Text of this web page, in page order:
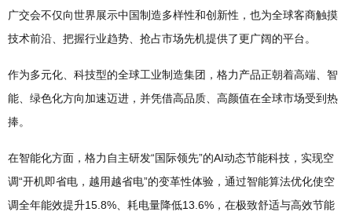
广交会不仅向世界展示中国制造多样性和创新性，也为全球客商触摸
技术前沿、把握行业趋势、抢占市场先机提供了更广阔的平台。
作为多元化、科技型的全球工业制造集团，格力产品正朝着高端、智
能、绿色化方向加速迈进，并凭借高品质、高颜值在全球市场受到热
捧。
在智能化方面，格力自主研发“国际领先”的AI动态节能科技，实现空
调“开机即省电，越用越省电”的变革性体验，通过智能算法优化使空
调全年能效提升15.8%、耗电量降低13.6%，在极致舒适与高效节能